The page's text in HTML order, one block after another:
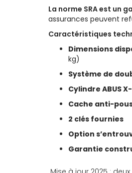
La norme SRA est un
assurances peuvent
Caractéristiques
Dimensions
kg)
Système de
Cylindre ABUS
Cache anti-
2 clés fournies
Option
Garantie